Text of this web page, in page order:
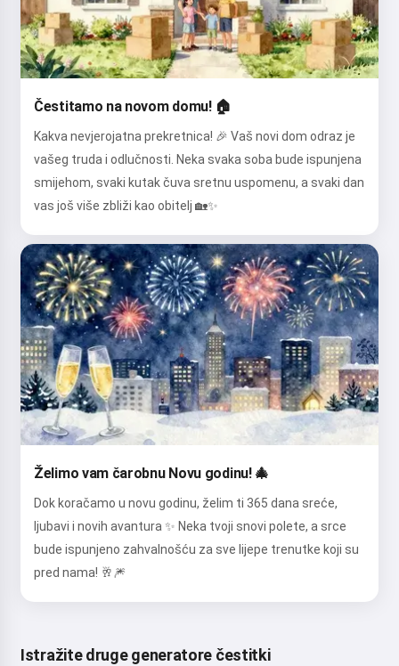
Čestitamo na novom domu! 🏠
Kakva nevjerojatna prekretnica! 🎉 Vaš novi dom odraz je
vašeg truda i odlučnosti. Neka svaka soba bude ispunjena
smijehom, svaki kutak čuva sretnu uspomenu, a svaki dan
vas još više zbliži kao obitelj 🏡✨
Želimo vam čarobnu Novu godinu! 🎄
Dok koračamo u novu godinu, želim ti 365 dana sreće,
ljubavi i novih avantura ✨ Neka tvoji snovi polete, a srce
bude ispunjeno zahvalnošću za sve lijepe trenutke koji su
pred nama! 🥂🎆
Istražite druge generatore čestitki